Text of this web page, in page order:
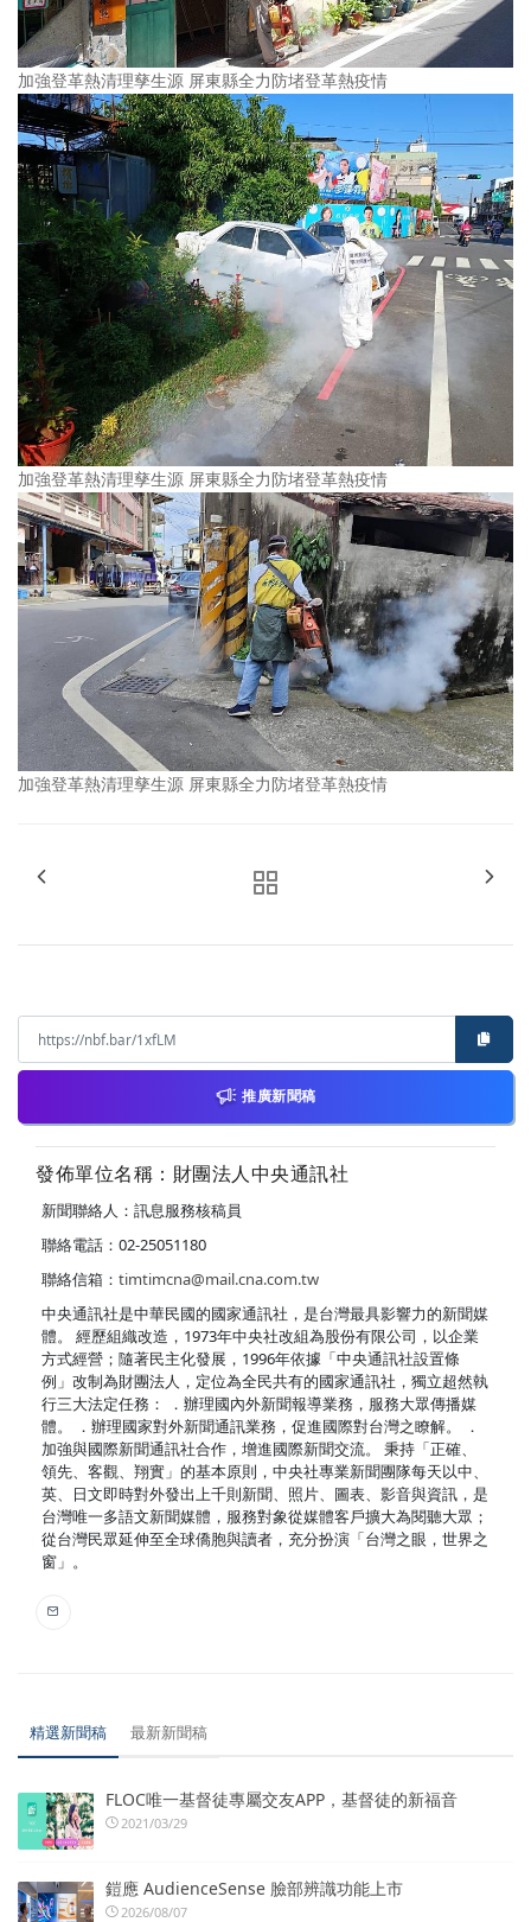
加強登革熱清理孳生源 屏東縣全力防堵登革熱疫情
加強登革熱清理孳生源 屏東縣全力防堵登革熱疫情
加強登革熱清理孳生源 屏東縣全力防堵登革熱疫情
推廣新聞稿
發佈單位名稱：財團法人中央通訊社
新聞聯絡人：訊息服務核稿員
聯絡電話：02-25051180
聯絡信箱： timtimcna@mail.cna.com.tw
中央通訊社是中華民國的國家通訊社，是台灣最具影響力的新聞媒
體。 經歷組織改造，1973年中央社改組為股份有限公司，以企業
方式經營；隨著民主化發展，1996年依據「中央通訊社設置條
例」改制為財團法人，定位為全民共有的國家通訊社，獨立超然執
行三大法定任務： ．辦理國內外新聞報導業務，服務大眾傳播媒
體。 ．辦理國家對外新聞通訊業務，促進國際對台灣之瞭解。 ．
加強與國際新聞通訊社合作，增進國際新聞交流。 秉持「正確、
領先、客觀、翔實」的基本原則，中央社專業新聞團隊每天以中、
英、日文即時對外發出上千則新聞、照片、圖表、影音與資訊，是
台灣唯一多語文新聞媒體，服務對象從媒體客戶擴大為閱聽大眾；
從台灣民眾延伸至全球僑胞與讀者，充分扮演「台灣之眼，世界之
窗」。
精選新聞稿 最新新聞稿
FLOC唯一基督徒專屬交友APP，基督徒的新福音
2021/03/29
鎧應 AudienceSense 臉部辨識功能上市
2026/08/07